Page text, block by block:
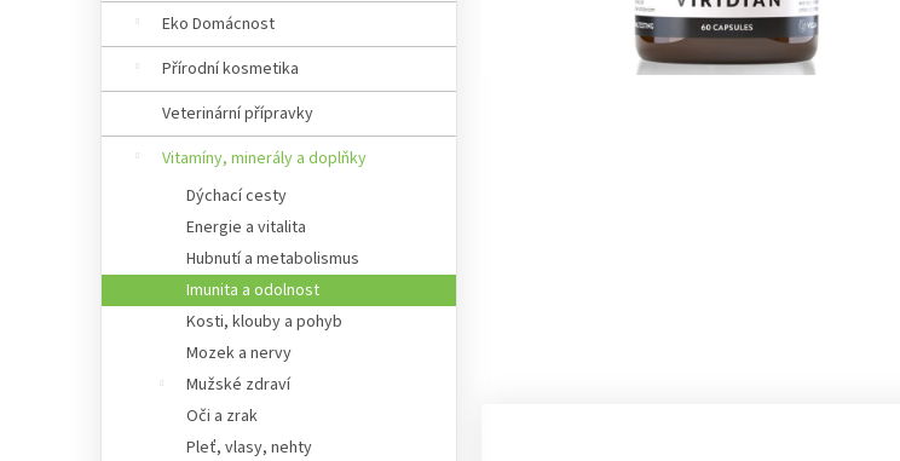
Eko Domácnost
Přírodní kosmetika
Veterinární přípravky
Vitamíny, minerály a doplňky
Dýchací cesty
Energie a vitalita
Hubnutí a metabolismus
Imunita a odolnost
Kosti, klouby a pohyb
Mozek a nervy
Mužské zdraví
Oči a zrak
Pleť, vlasy, nehty